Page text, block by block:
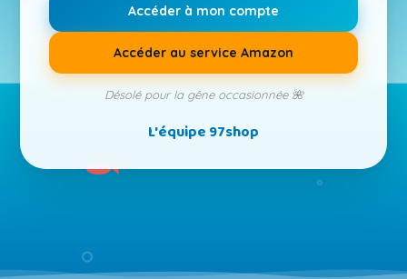
Accéder à mon compte
Accéder au service Amazon
Désolé pour la gêne occasionnée 🌺
L'équipe 97shop